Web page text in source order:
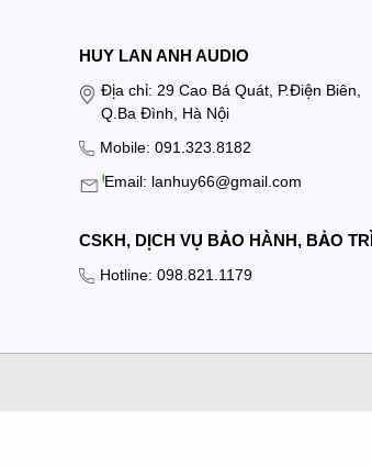
HUY LAN ANH AUDIO
Địa chỉ: 29 Cao Bá Quát, P.Điện Biên,
Q.Ba Đình, Hà Nội
Mobile: 091.323.8182
Email: lanhuy66@gmail.com
CSKH, DỊCH VỤ BẢO HÀNH, BẢO
Hotline: 098.821.1179